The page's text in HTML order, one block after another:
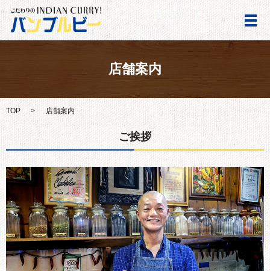
メ
店舗案内
TOP 店舗案内
ご挨拶